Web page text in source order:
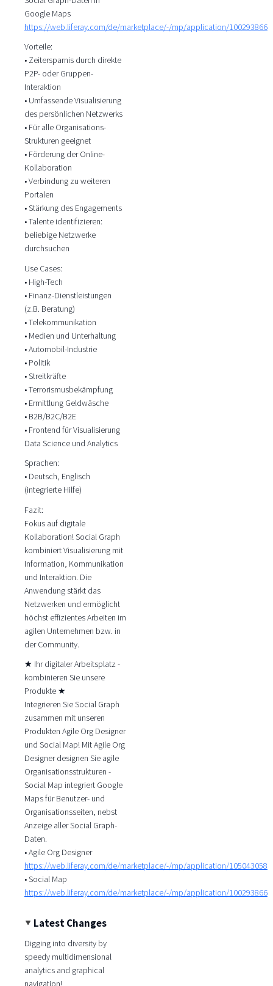
Google Maps
https://web.liferay.com/de/marketplace/-/mp/application/100293866
Vorteile:
• Zeitersparnis durch direkte
P2P- oder Gruppen-
Interaktion
• Umfassende Visualisierung
des persönlichen Netzwerks
• Für alle Organisations-
Strukturen geeignet
• Förderung der Online-
Kollaboration
• Verbindung zu weiteren
Portalen
• Stärkung des Engagements
• Talente identifizieren:
beliebige Netzwerke
durchsuchen
Use Cases:
• High-Tech
• Finanz-Dienstleistungen
(z.B. Beratung)
• Telekommunikation
• Medien und Unterhaltung
• Automobil-Industrie
• Politik
• Streitkräfte
• Terrorismusbekämpfung
• Ermittlung Geldwäsche
• B2B/B2C/B2E
• Frontend für Visualisierung
Data Science und Analytics
Sprachen:
• Deutsch, Englisch
(integrierte Hilfe)
Fazit:
Fokus auf digitale
Kollaboration! Social Graph
kombiniert Visualisierung mit
Information, Kommunikation
und Interaktion. Die
Anwendung stärkt das
Netzwerken und ermöglicht
höchst effizientes Arbeiten im
agilen Unternehmen bzw. in
der Community.
★ Ihr digitaler Arbeitsplatz -
kombinieren Sie unsere
Produkte ★
Integrieren Sie Social Graph
zusammen mit unseren
Produkten Agile Org Designer
und Social Map! Mit Agile Org
Designer designen Sie agile
Organisationsstrukturen -
Social Map integriert Google
Maps für Benutzer- und
Organisationsseiten, nebst
Anzeige aller Social Graph-
Daten.
• Agile Org Designer
https://web.liferay.com/de/marketplace/-/mp/application/105043058
• Social Map
https://web.liferay.com/de/marketplace/-/mp/application/100293866
Latest Changes
Digging into diversity by
speedy multidimensional
analytics and graphical
navigation!